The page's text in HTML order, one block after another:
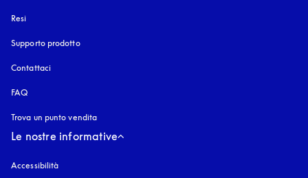
Resi
Supporto prodotto
Contattaci
FAQ
Trova un punto vendita
Le nostre informative
Accessibilità